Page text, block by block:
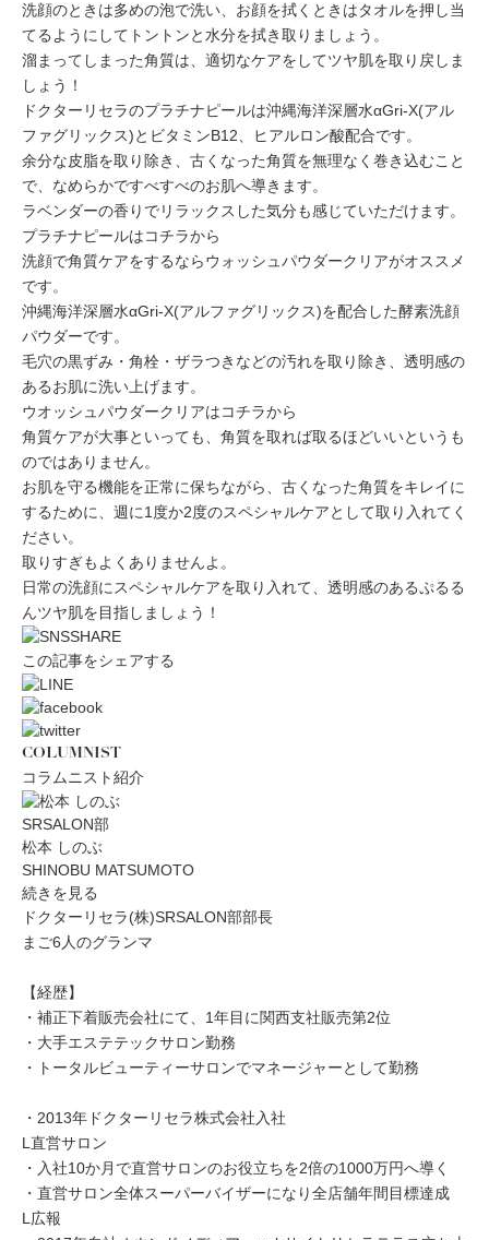
洗顔のときは多めの泡で洗い、お顔を拭くときはタオルを押し当
てるようにしてトントンと水分を拭き取りましょう。
溜まってしまった角質は、適切なケアをしてツヤ肌を取り戻しま
しょう！
ドクターリセラのプラチナピールは沖縄海洋深層水αGri-X(アル
ファグリックス)と ビタミンB12 ヒアルロン酸配合です。
余分な皮脂を取り除き、古くなった角質を無理なく巻き込むこと
で、なめらかですべすべのお肌へ導きます。
ラベンダーの香り でリラックスした気分も感じていただけます。
プラチナピールはコチラから
洗顔で角質ケアをするならウォッシュパウダークリアがオススメ
です。
沖縄海洋深層水αGri-X(アルファグリックス)を配合した酵素洗顔
パウダーです。
毛穴の黒ずみ・角栓・ザラつきなどの汚れを取り除き、透明感の
あるお肌に洗い上げます。
ウオッシュパウダークリアはコチラから
角質ケアが大事といっても、角質を取れば取るほどいいというも
のではありません。
お肌を守る機能を正常に保ちながら、古くなった角質をキレイに
するために、 週に1度か2度のスペシャルケアとして取り入れてく
ださい。
取りすぎもよくありませんよ。
日常の洗顔にスペシャルケアを取り入れて、 透明感のあるぷるる
んツヤ肌を目指しましょう！
この記事をシェアする
COLUMNIST
コラムニスト紹介
SRSALON部
松本 しのぶ
SHINOBU MATSUMOTO
続きを見る
ドクターリセラ(株)SRSALON部部長
まご6人のグランマ
【経歴】
・補正下着販売会社にて、1年目に関西支社販売第2位
・大手エステテックサロン勤務
・トータルビューティーサロンでマネージャーとして勤務
・2013年ドクターリセラ株式会社入社
L直営サロン
・入社10か月で直営サロンのお役立ちを2倍の1000万円へ導く
・直営サロン全体スーパーバイザーになり全店舗年間目標達成
L広報